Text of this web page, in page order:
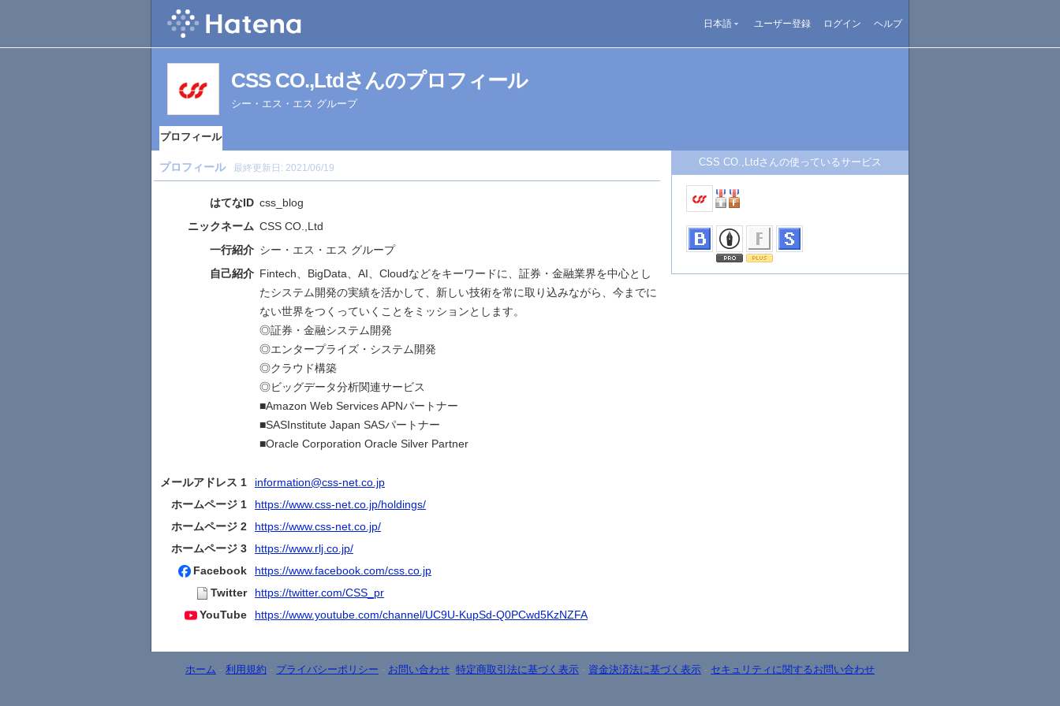
日本語 ユーザー登録 ログイン ヘルプ
CSS CO.,Ltdさんのプロフィール
シー・エス・エス グループ
プロフィール
プロフィール 最終更新日: 2021/06/19
はてなID css_blog
ニックネーム CSS CO.,Ltd
一行紹介 シー・エス・エス グループ
自己紹介 Fintech、BigData、AI、Cloudなどをキーワードに、証券・金融業界を中心とし
たシステム開発の実績を活かして、新しい技術を常に取り込みながら、今までに
ない世界をつくっていくことをミッションとします。
◎証券・金融システム開発
◎エンタープライズ・システム開発
◎クラウド構築
◎ビッグデータ分析関連サービス
■Amazon Web Services APNパートナー
■SASInstitute Japan SASパートナー
■Oracle Corporation Oracle Silver Partner
メールアドレス 1
information@css-net.co.jp
ホームページ 1
https://www.css-net.co.jp/holdings/
ホームページ 2
https://www.css-net.co.jp/
ホームページ 3
https://www.rlj.co.jp/
Facebook
https://www.facebook.com/css.co.jp
Twitter
https://twitter.com/CSS_pr
YouTube
https://www.youtube.com/channel/UC9U-KupSd-Q0PCwd5KzNZFA
CSS CO.,Ltdさんの使っているサービス
ホーム - 利用規約 - プライバシーポリシー - お問い合わせ- 特定商取引法に基づく表示 - 資金決済法に基づく表示 - セキュリティに関するお問い合わせ